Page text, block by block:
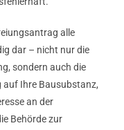
alle
dar – nicht nur die
sondern auch die
auf Ihre Bausubstanz,
an der
Behörde zur